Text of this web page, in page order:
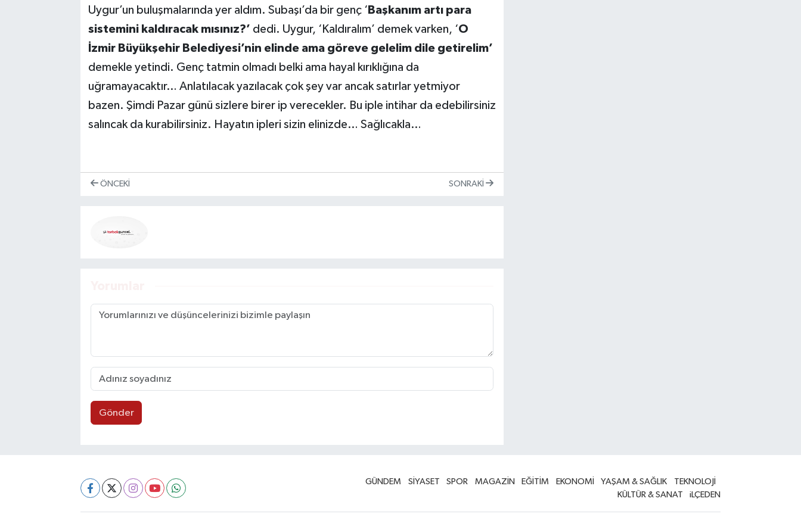
Uygur’un buluşmalarında yer aldım. Subaşı’da bir genç ‘ Başkanım artı para
sistemini kaldıracak mısınız?’ dedi. Uygur, ‘Kaldıralım’ demek varken, ‘O
İzmir Büyükşehir Belediyesi’nin elinde ama göreve gelelim dile getirelim’
demekle yetindi. Genç tatmin olmadı belki ama hayal kırıklığına da
uğramayacaktır… Anlatılacak yazılacak çok şey var ancak satırlar yetmiyor
bazen. Şimdi Pazar günü sizlere birer ip verecekler. Bu iple intihar da edebilirsiniz
salıncak da kurabilirsiniz. Hayatın ipleri sizin elinizde… Sağlıcakla…
ÖNCEKI SONRAKI
Gönder
GÜNDEM SİYASET SPOR MAGAZİN EĞİTİM EKONOMİ YAŞAM & SAĞLIK
TEKNOLOJİ
KÜLTÜR & SANAT
iLÇEDEN